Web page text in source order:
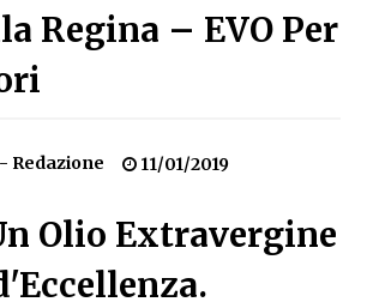
– Cinque Risi Italiani Top
04/03/2019
31/07/2018
Regina – EVO Per
Redazione 11/01/2019
Olio Extravergine